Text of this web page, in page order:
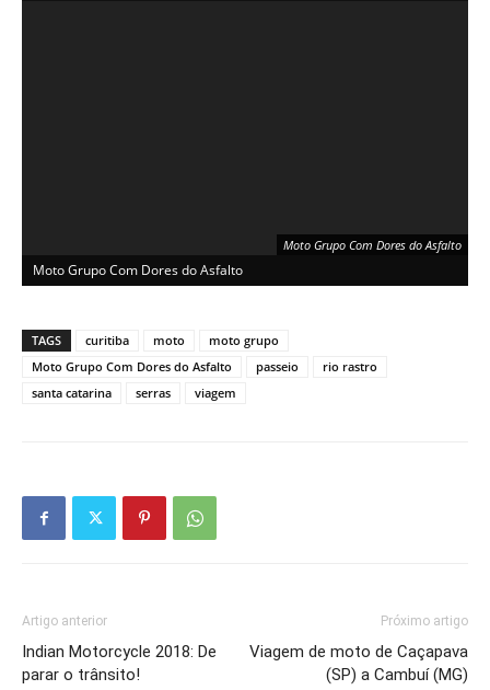
Moto Grupo Com Dores do Asfalto
Moto Grupo Com Dores do Asfalto
TAGS curitiba moto
moto grupo
Moto Grupo Com Dores do Asfalto
passeio
rio rastro
santa catarina
serras viagem
Artigo anterior
Indian Motorcycle 2018: De
parar o trânsito!
Próximo artigo
Viagem de moto de Caçapava
(SP) a Cambuí (MG)